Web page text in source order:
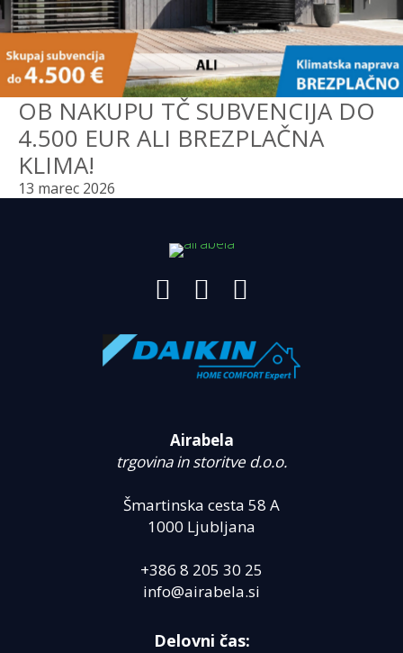
OB NAKUPU TČ SUBVENCIJA DO
4.500 EUR ALI BREZPLAČNA
KLIMA!
13 marec 2026
Airabela
trgovina in storitve d.o.o.
Šmartinska cesta 58 A
1000 Ljubljana
+386 8 205 30 25
info@airabela.si
Delovni čas: